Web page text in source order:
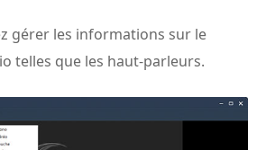
gérer les informations sur le
telles que les haut-parleurs.